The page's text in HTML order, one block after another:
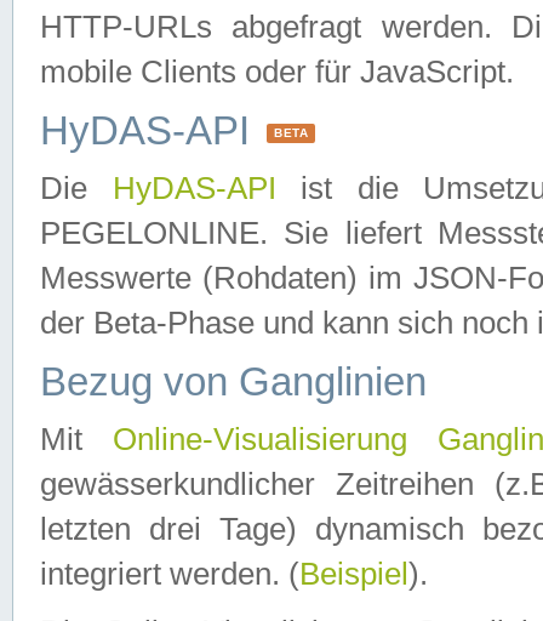
HTTP-URLs abgefragt werden.
mobile Clients oder für JavaScript.
HyDAS-API BETA
Die HyDAS-API ist die
PEGELONLINE. Sie liefert
Messwerte (Rohdaten) im JSON-
der Beta-Phase und kann sich noch
Bezug von Ganglinien
Mit Online-Visualisierung
gewässerkundlicher Zeitreihen
letzten drei Tage) dynamisch
integriert werden. (Beispiel ).